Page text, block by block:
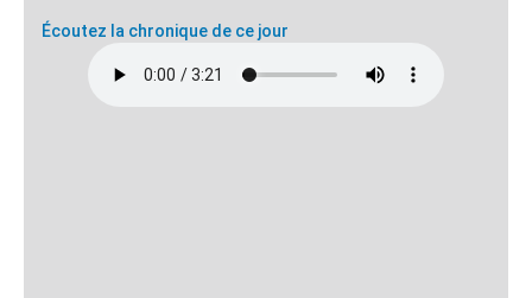
Écoutez la chronique de ce jour